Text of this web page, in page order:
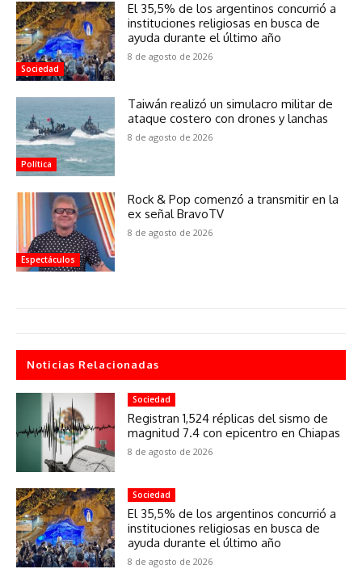
Sociedad
El 35,5% de los argentinos concurrió a
instituciones religiosas en busca de
ayuda durante el último año
8 de agosto de 2026
Política
Taiwán realizó un simulacro militar de
ataque costero con drones y lanchas
8 de agosto de 2026
Espectáculos
Rock & Pop comenzó a transmitir en la
ex señal BravoTV
8 de agosto de 2026
Noticias Relacionadas
Sociedad
Registran 1,524 réplicas del sismo de
magnitud 7.4 con epicentro en Chiapas
8 de agosto de 2026
Sociedad
El 35,5% de los argentinos concurrió a
instituciones religiosas en busca de
ayuda durante el último año
8 de agosto de 2026